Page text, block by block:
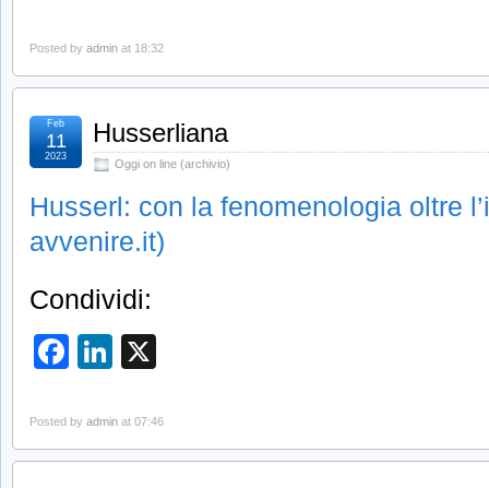
Posted by admin at 18:32
Husserliana
Oggi on line (archivio)
Feb
11
2023
Husserl: con la fenomenologia oltre
avvenire.it)
Condividi:
Facebook
LinkedIn
Posted by admin at 07:46